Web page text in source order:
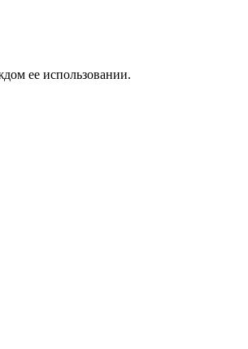
ее использовании.